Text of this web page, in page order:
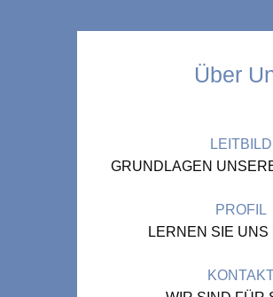
Über
LEITBILD
GRUNDLAGEN
PROFIL
LERNEN SIE UNS